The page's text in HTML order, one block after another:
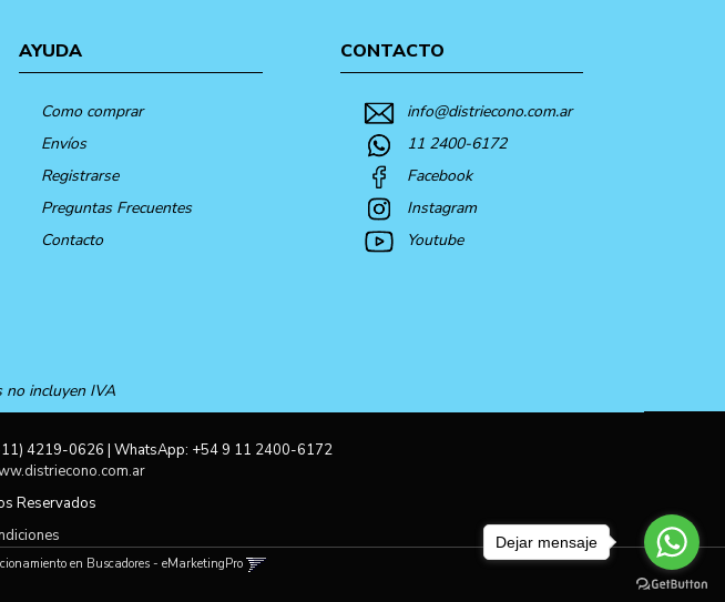
AYUDA
Como comprar
Envíos
Registrarse
Preguntas Frecuentes
Contacto
CONTACTO
info@distriecono.com.ar
11 2400-6172
Facebook
Instagram
Youtube
no incluyen IVA
4219-0626 | WhatsApp: +54 9 11 2400-6172
Reservados
en Buscadores - eMarketingPro
Dejar mensaje